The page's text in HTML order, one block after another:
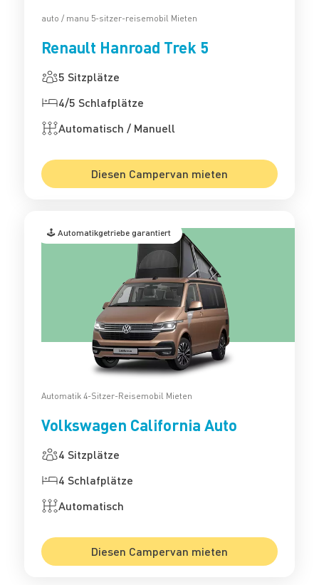
auto / manu 5-sitzer-reisemobil Mieten
Renault Hanroad Trek 5
5 Sitzplätze
4/5 Schlafplätze
Automatisch / Manuell
Diesen Campervan mieten
🕹️ Automatikgetriebe garantiert
Automatik 4-Sitzer-Reisemobil Mieten
Volkswagen California Auto
4 Sitzplätze
4 Schlafplätze
Automatisch
Diesen Campervan mieten